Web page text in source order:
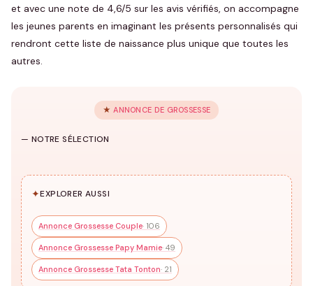
et avec une note de 4,6/5 sur les avis vérifiés, on accompagne
les jeunes parents en imaginant les présents personnalisés qui
rendront cette liste de naissance plus unique que toutes les
autres.
★ANNONCE DE GROSSESSE
— NOTRE SÉLECTION
Grossesse
Body pour
annoncer une
Sweats & Pulls
✦EXPLORER AUSSI
Annonce Grossesse Couple· 106
Annonce Grossesse Papy Mamie· 49
Annonce Grossesse Tata Tonton· 21